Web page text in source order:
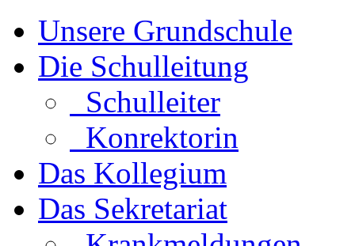
Unsere Grundschule
Die Schulleitung
Schulleiter
Konrektorin
Das Kollegium
Das Sekretariat